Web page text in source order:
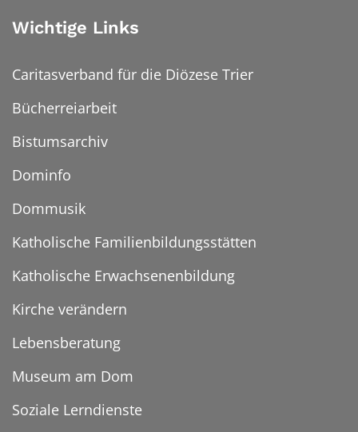
Wichtige Links
Caritasverband für die Diözese Trier
Bücherreiarbeit
Bistumsarchiv
Dominfo
Dommusik
Katholische Familienbildungsstätten
Katholische Erwachsenenbildung
Kirche verändern
Lebensberatung
Museum am Dom
Soziale Lerndienste